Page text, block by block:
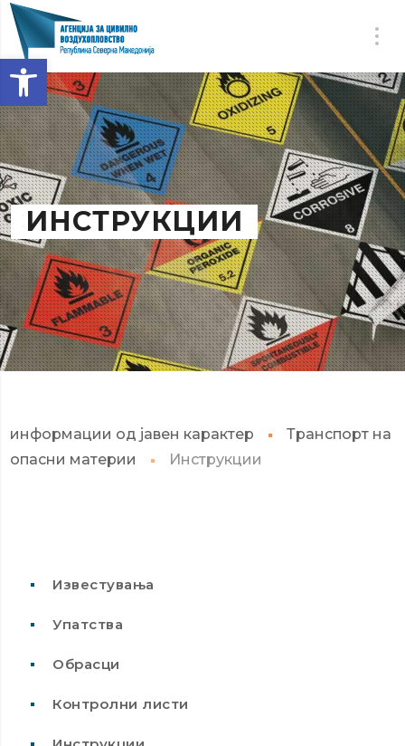
Open toolbar
ИНСТРУКЦИИ
информации од јавен карактер
Транспорт на
опасни материи
Инструкции
Известувања
Упатства
Обрасци
Контролни листи